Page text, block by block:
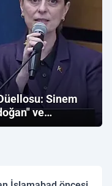
Sinem
ve